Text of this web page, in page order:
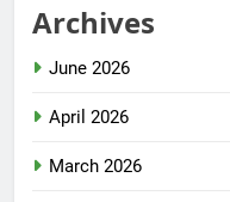
Archives
June 2026
April 2026
March 2026